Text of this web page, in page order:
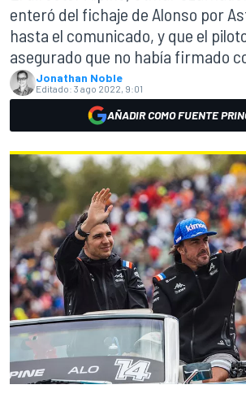
enteró del fichaje de Alonso por
hasta el comunicado, y que el
asegurado que no había firmado
Jonathan Noble
Editado: 3 ago 2022, 9:01
AÑADIR COMO FUENTE